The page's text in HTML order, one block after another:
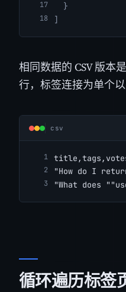
}
]
相同数据的 CSV 版本
行，标签连接为单个
csv
"How do I
"What does
循环遍历标签